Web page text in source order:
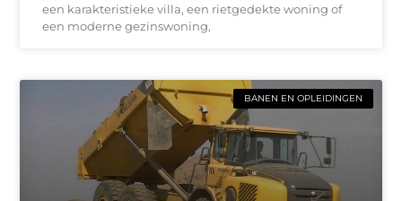
een karakteristieke villa, een rietgedekte woning of
een moderne gezinswoning,
BANEN EN OPLEIDINGEN